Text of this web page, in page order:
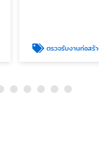
ตรวจรับงานก่อสร้างโดยวิศกร